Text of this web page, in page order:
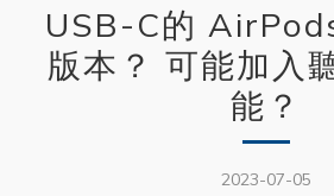
USB-C的
版本？ 可能加入
能？
2023-07-05